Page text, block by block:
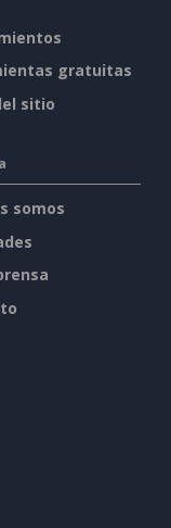
gratuitas
sitio
somos